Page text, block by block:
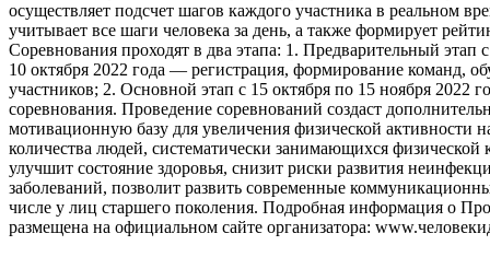
осуществляет подсчет шагов каждого участника в реальном
учитывает все шаги человека за день, а также формирует
Соревнования проходят в два этапа: 1. Предварительный этап
10 октября 2022 года — регистрация, формирование команд,
участников; 2. Основной этап с 15 октября по 15 ноября 2022
соревнования. Проведение соревнований создаст
мотивационную базу для увеличения физической активности
количества людей, систематически занимающихся физической
улучшит состояние здоровья, снизит риски развития
заболеваний, позволит развить современные
числе у лиц старшего поколения. Подробная информация о
размещена на официальном сайте организатора: